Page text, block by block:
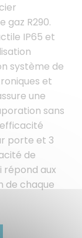
gaz R290.
IP65 et
système de
et
une
sans
porte et 3
de
répond aux
de chaque